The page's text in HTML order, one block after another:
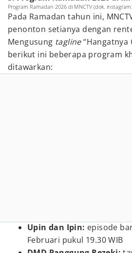
Program Ramadan 2026 di MNCTV (dok.
Pada Ramadan tahun ini,
penonton setianya dengan
Mengusung tagline“Hangatnya
berikut ini beberapa program
ditawarkan:
Upin dan Ipin: episode
Februari pukul 19.30 WIB